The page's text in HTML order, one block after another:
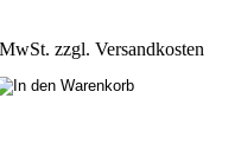
zzgl. Versandkosten